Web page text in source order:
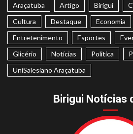
Araçatuba Artigo Birigui
Cultura
Destaque Economia
Entretenimento
Esportes
Glicério
Notícias Politica
UniSalesiano Araçatuba
Birigui Notícias